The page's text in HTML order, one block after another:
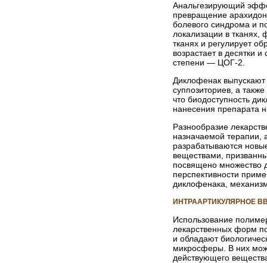
Анальгезирующий
превращение
болевого синдрома и
локализации в тканях,
тканях и регулирует
возрастает в десятки
степени — ЦОГ-2.
Диклофенак
суппозиториев, а
что биодоступность
нанесения препарата
Разнообразие
назначаемой терапии,
разрабатываются
веществами,
посвящено множество
перспективности
диклофенака,
ИНТРААРТИКУЛЯРНОЕ
Использование
лекарственных форм
и обладают
микросферы. В них
действующего